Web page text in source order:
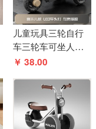
儿童玩具三轮自行
车三轮车可坐人男
女宝宝三轮车小孩
￥ 38.00